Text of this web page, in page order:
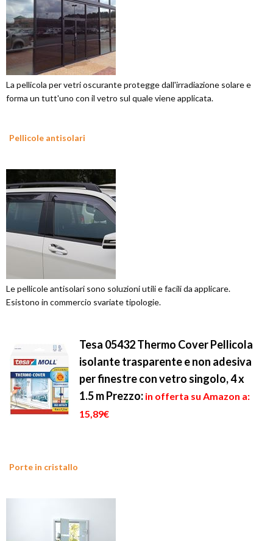
La pellicola per vetri oscurante protegge dall'irradiazione solare e
forma un tutt'uno con il vetro sul quale viene applicata.
Pellicole antisolari
Le pellicole antisolari sono soluzioni utili e facili da applicare.
Esistono in commercio svariate tipologie.
Tesa 05432 Thermo Cover Pellicola
isolante trasparente e non adesiva
per finestre con vetro singolo, 4 x
1.5 mPrezzo: in offerta su Amazon a:
15,89€
Porte in cristallo